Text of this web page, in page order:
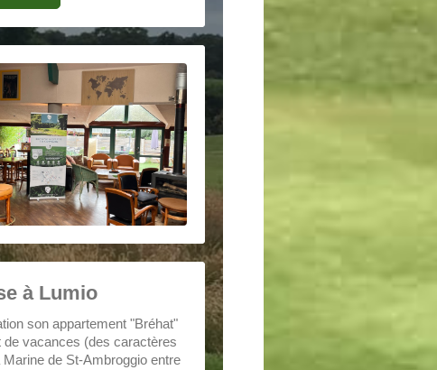
à Lumio
son appartement "Bréhat"
vacances (des caractères
de St-Ambroggio entre